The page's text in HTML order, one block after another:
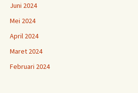
Juni 2024
Mei 2024
April 2024
Maret 2024
Februari 2024